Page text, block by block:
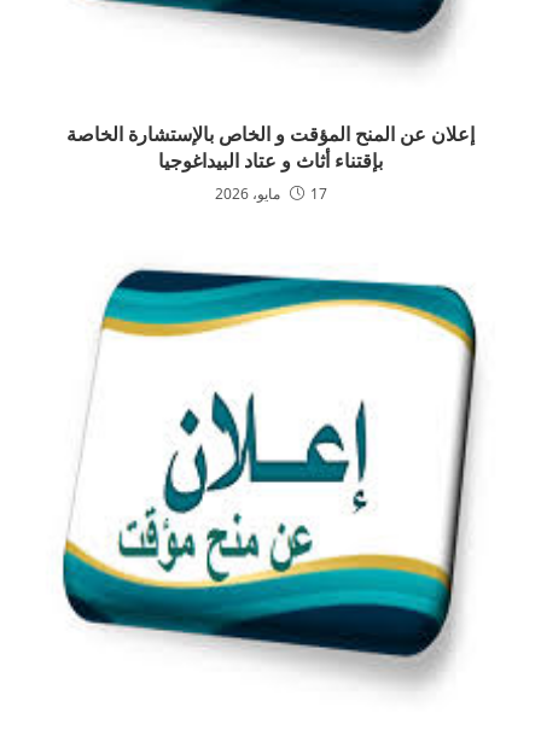
إعلان عن المنح المؤقت و الخاص بالإستشارة الخاصة
بإقتناء أثاث و عتاد البيداغوجيا
17 مايو، 2026